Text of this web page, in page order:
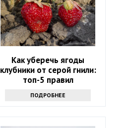
Как уберечь ягоды
клубники от серой гнили:
топ-5 правил
ПОДРОБНЕЕ